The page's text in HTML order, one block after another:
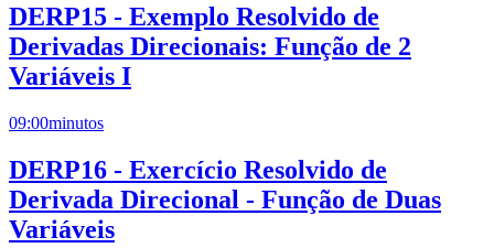
DERP15 - Exemplo Resolvido de
Derivadas Direcionais: Função de 2
Variáveis I
09:00minutos
DERP16 - Exercício Resolvido de
Derivada Direcional - Função de Duas
Variáveis